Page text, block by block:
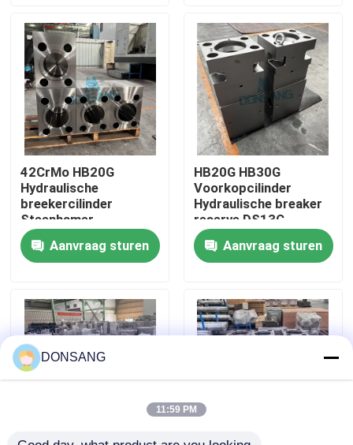
Producten
VR-show
Ongeveer ons
Fabrieksreis
Kwaliteitscontrole
Verzoek om een Citaat
Graafwerktuig hydraulische Breker
42CrMo HB20G
Hydraulische
breekercilinder
Steenhamer
Onderdelen DS13C
Aanvraag sturen
HB20G HB30G
Voorkopcilinder
Hydraulische breaker
reserve DS13C
Aanvraag sturen
DONSANG
11:59 PM